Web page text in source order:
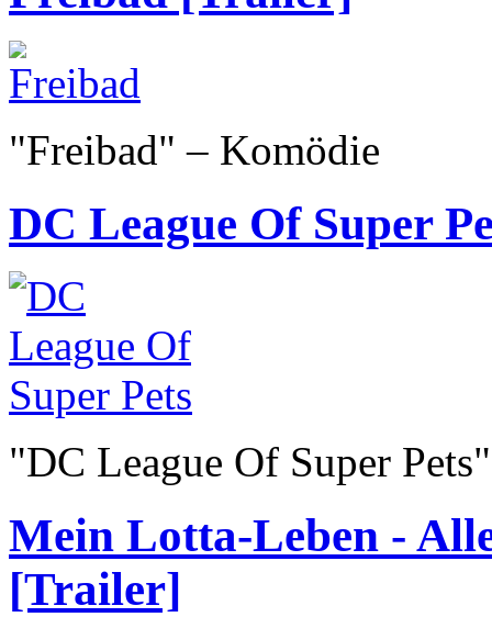
"Freibad" – Komödie
DC League Of Super
"DC League Of Super
Mein Lotta-Leben -
[Trailer]